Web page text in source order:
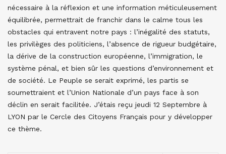
nécessaire à la réflexion et une information méticuleusement
équilibrée, permettrait de franchir dans le calme tous les
obstacles qui entravent notre pays : l’inégalité des statuts,
les privilèges des politiciens, l’absence de rigueur budgétaire,
la dérive de la construction européenne, l’immigration, le
système pénal, et bien sûr les questions d’environnement et
de société. Le Peuple se serait exprimé, les partis se
soumettraient et l’Union Nationale d’un pays face à son
déclin en serait facilitée. J’étais reçu jeudi 12 Septembre à
LYON par le Cercle des Citoyens Français pour y développer
ce thème.